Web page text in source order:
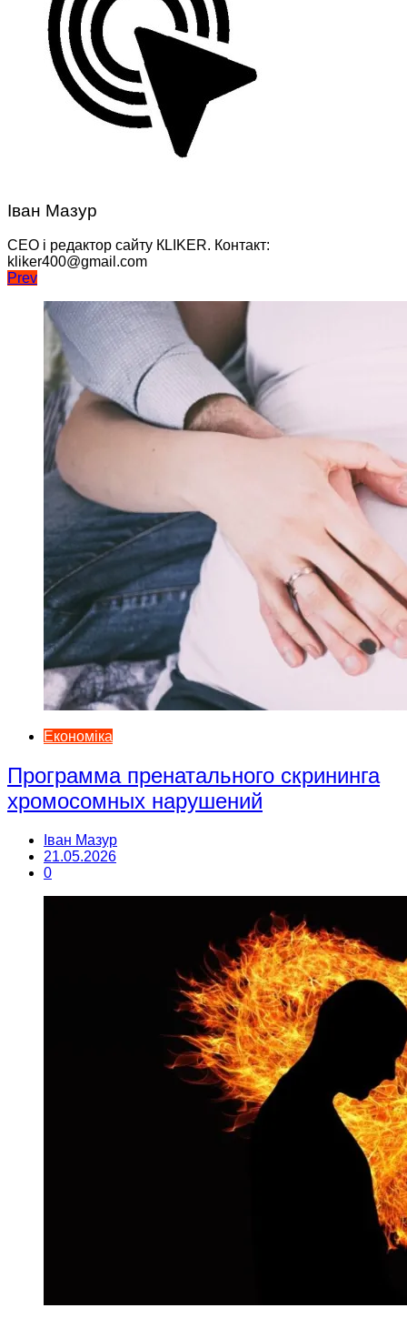
Іван Мазур
CEO і редактор сайту КLIKER. Контакт:
kliker400@gmail.com
Навігація
записів
Prev
Економіка
Программа пренатального скрининга
хромосомных нарушений
Іван Мазур
21.05.2026
0